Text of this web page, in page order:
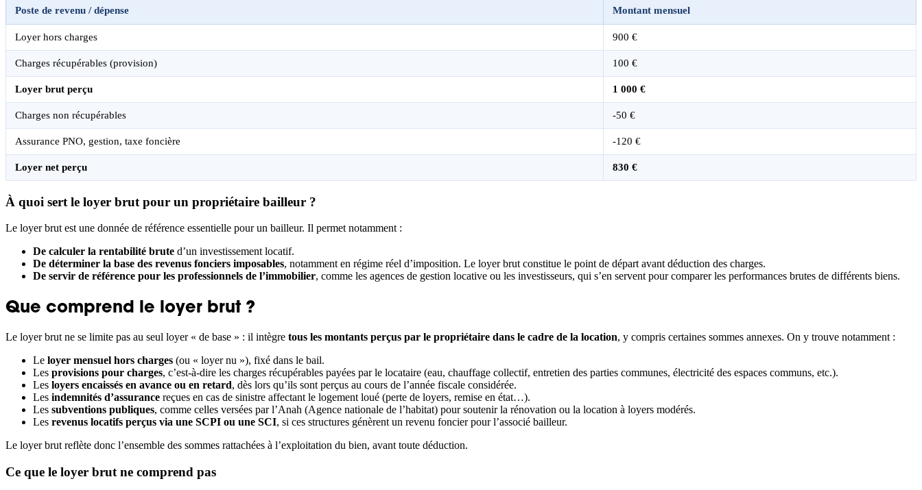
Poste de revenu / dépense Montant mensuel
Loyer hors charges 900 €
Charges récupérables (provision) 100 €
Loyer brut perçu 1 000 €
Charges non récupérables -50 €
Assurance PNO, gestion, taxe foncière -120 €
Loyer net perçu 830 €
À quoi sert le loyer brut pour un propriétaire bailleur ?
Le loyer brut est une donnée de référence essentielle pour un bailleur. Il permet notamment :
De calculer la rentabilité brute d’un investissement locatif.
De déterminer la base des revenus fonciers imposables, notamment en régime réel d’imposition. Le loyer brut constitue le point de départ avant déduction des charges.
De servir de référence pour les professionnels de l’immobilier, comme les agences de gestion locative ou les investisseurs, qui s’en servent pour comparer les performances brutes de différents biens.
Que comprend le loyer brut ?
Le loyer brut ne se limite pas au seul loyer « de base » : il intègre tous les montants perçus par le propriétaire dans le cadre de la location, y compris certaines sommes annexes. On y trouve notamment :
Le loyer mensuel hors charges (ou « loyer nu »), fixé dans le bail.
Les provisions pour charges, c’est-à-dire les charges récupérables payées par le locataire (eau, chauffage collectif, entretien des parties communes, électricité des espaces communs, etc.).
Les loyers encaissés en avance ou en retard, dès lors qu’ils sont perçus au cours de l’année fiscale considérée.
Les indemnités d’assurance reçues en cas de sinistre affectant le logement loué (perte de loyers, remise en état…).
Les subventions publiques, comme celles versées par l’Anah (Agence nationale de l’habitat) pour soutenir la rénovation ou la location à loyers modérés.
Les revenus locatifs perçus via une SCPI ou une SCI, si ces structures génèrent un revenu foncier pour l’associé bailleur.
Le loyer brut reflète donc l’ensemble des sommes rattachées à l’exploitation du bien, avant toute déduction.
Ce que le loyer brut ne comprend pas